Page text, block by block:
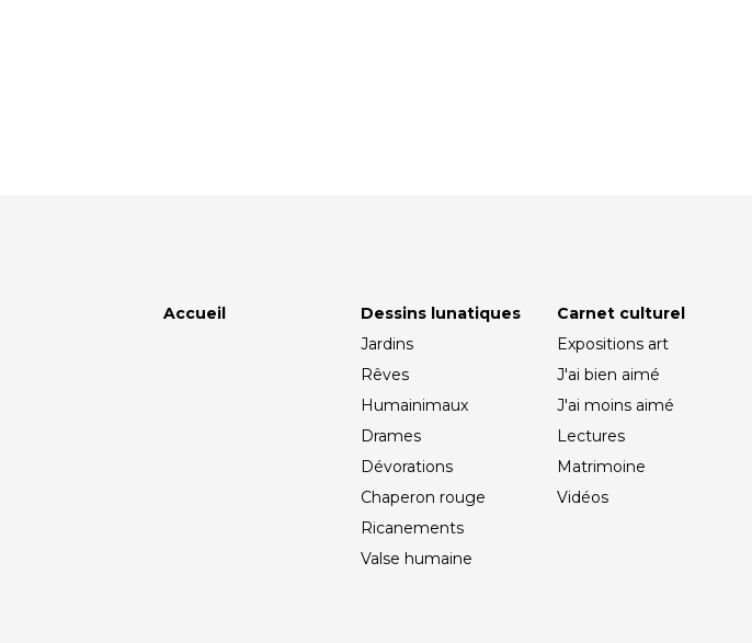
Accueil
Dessins lunatiques
Jardins
Rêves
Humainimaux
Drames
Dévorations
Chaperon rouge
Ricanements
Valse humaine
Carnet culturel
Expositions art
J'ai bien aimé
J'ai moins aimé
Lectures
Matrimoine
Vidéos